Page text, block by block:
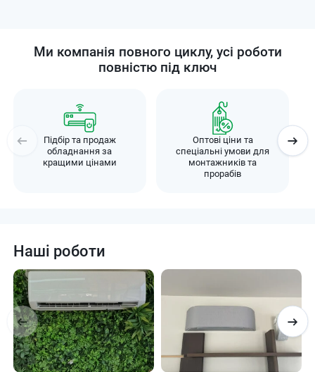
Ми компанія повного циклу, усі роботи
повністю під ключ
Підбір та продаж
обладнання за
кращими цінами
Оптові ціни та
спеціальні умови для
монтажників та
прорабів
Наші роботи